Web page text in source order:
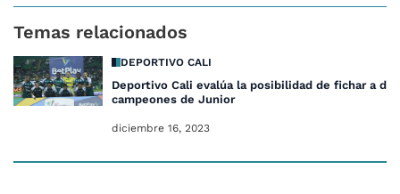
Temas relacionados
DEPORTIVO CALI
Deportivo Cali evalúa la posibilidad de fichar a dos
campeones de Junior
diciembre 16, 2023